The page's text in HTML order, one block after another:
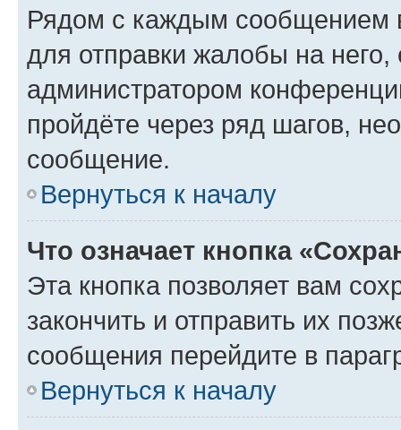
Рядом с каждым сообщением
для отправки жалобы на
администратором
пройдёте через ряд шагов,
сообщение.
Вернуться к началу
Что означает кнопка
Эта кнопка позволяет вам
закончить и отправить их
сообщения перейдите в
Вернуться к началу